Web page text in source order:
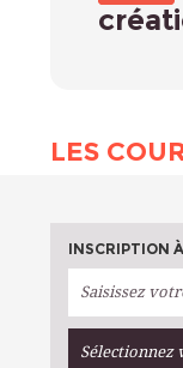
LES
INSCRIPTION
Sélectionnez